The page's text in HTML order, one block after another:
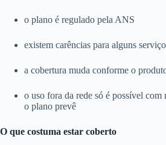
o plano é regulado pela ANS
existem carências para alguns
a cobertura muda conforme o
o uso fora da rede só é possível com
o plano prevê
O que costuma estar coberto